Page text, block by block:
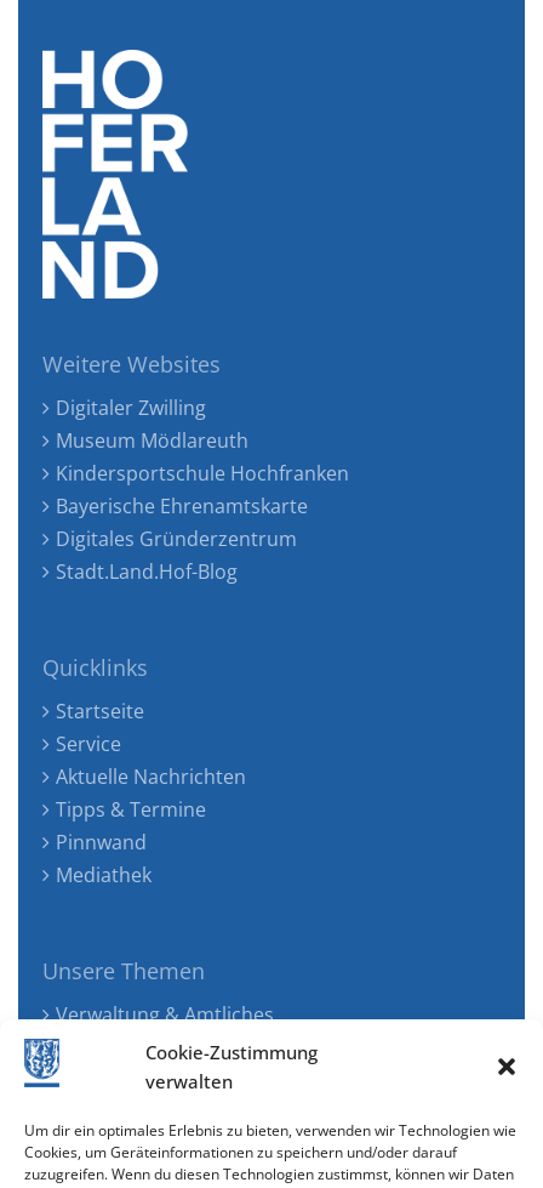
Cookie-Zustimmung
verwalten
Um dir ein optimales Erlebnis zu bieten, verwenden wir Technologien wie
Cookies, um Geräteinformationen zu speichern und/oder darauf
zuzugreifen. Wenn du diesen Technologien zustimmst, können wir Daten
Weitere Websites
Digitaler Zwilling
Museum Mödlareuth
Kindersportschule Hochfranken
Bayerische Ehrenamtskarte
Digitales Gründerzentrum
Stadt.Land.Hof-Blog
Quicklinks
Startseite
Service
Aktuelle Nachrichten
Tipps & Termine
Pinnwand
Mediathek
Unsere Themen
Verwaltung & Amtliches
Jugend, Familie & Gesundheit
Tourismus, Freizeit & Ökologie
Wirtschaft & Verkehr
Senioren & Inklusion